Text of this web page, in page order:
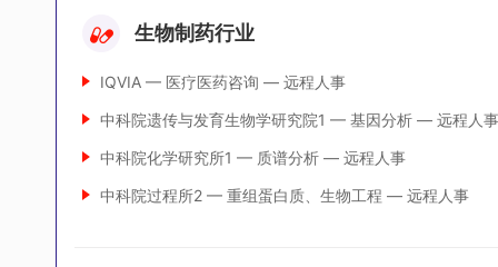
生物制药行业
IQVIA — 医疗医药咨询 — 远程人事
中科院遗传与发育生物学研究院1 — 基因分析 — 远程人事
中科院化学研究所1 — 质谱分析 — 远程人事
中科院过程所2 — 重组蛋白质、生物工程 — 远程人事